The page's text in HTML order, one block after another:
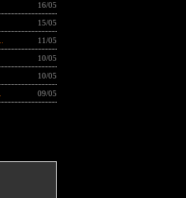
16/05
15/05
11/05
10/05
10/05
09/05